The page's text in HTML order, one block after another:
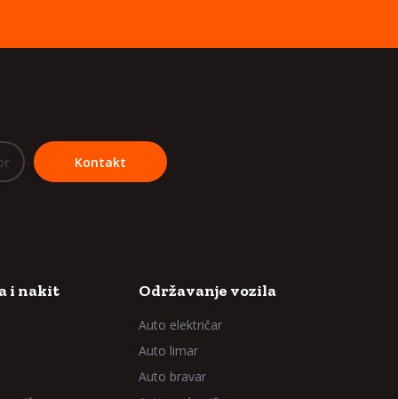
Kontakt
i nakit Održavanje vozila
Auto električar
Auto limar
Auto bravar